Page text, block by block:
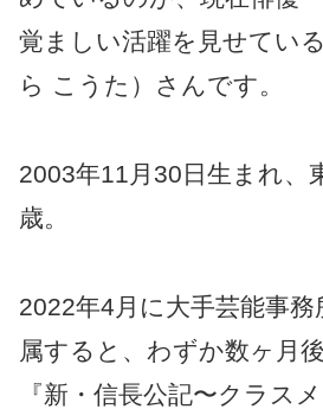
覚ましい活躍を見せてい
ら こうた）さんです。
2003年11月30日生まれ、
歳。
2022年4月に大手芸能事務
属すると、わずか数ヶ月
『新・信長公記〜クラス